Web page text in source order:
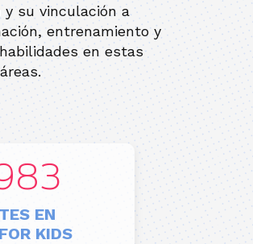
su vinculación a
entrenamiento y
en estas
áreas.
pueden
para
EN
KIDS